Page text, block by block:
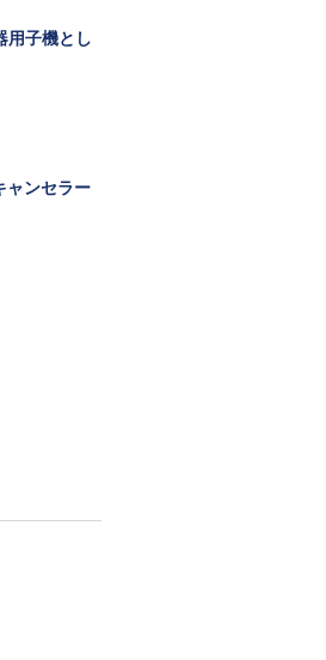
用子機とし
ャンセラー